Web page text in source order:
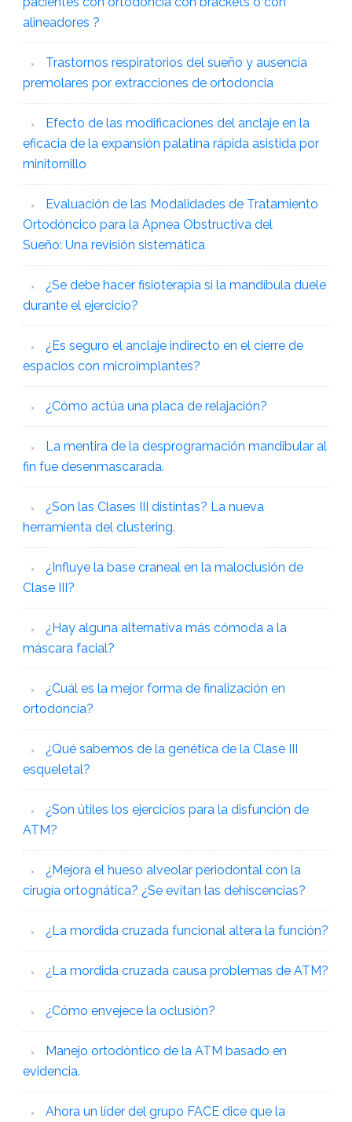
alineadores ?
Trastornos respiratorios del sueño y ausencia
premolares por extracciones de ortodoncia
Efecto de las modificaciones del anclaje en la
eficacia de la expansión palatina rápida asistida por
minitornillo
Evaluación de las Modalidades de Tratamiento
Ortodóncico para la Apnea Obstructiva del
Sueño: Una revisión sistemática
¿Se debe hacer fisioterapia si la mandíbula duele
durante el ejercicio?
¿Es seguro el anclaje indirecto en el cierre de
espacios con microimplantes?
¿Cómo actúa una placa de relajación?
La mentira de la desprogramación mandibular al
fin fue desenmascarada.
¿Son las Clases III distintas? La nueva
herramienta del clustering.
¿Influye la base craneal en la maloclusión de
Clase III?
¿Hay alguna alternativa más cómoda a la
máscara facial?
¿Cuál es la mejor forma de finalización en
ortodoncia?
¿Qué sabemos de la genética de la Clase III
esqueletal?
¿Son útiles los ejercicios para la disfunción de
ATM?
¿Mejora el hueso alveolar periodontal con la
cirugía ortognática? ¿Se evitan las dehiscencias?
¿La mordida cruzada funcional altera la función?
¿La mordida cruzada causa problemas de ATM?
¿Cómo envejece la oclusión?
Manejo ortodóntico de la ATM basado en
evidencia.
Ahora un líder del grupo FACE dice que la